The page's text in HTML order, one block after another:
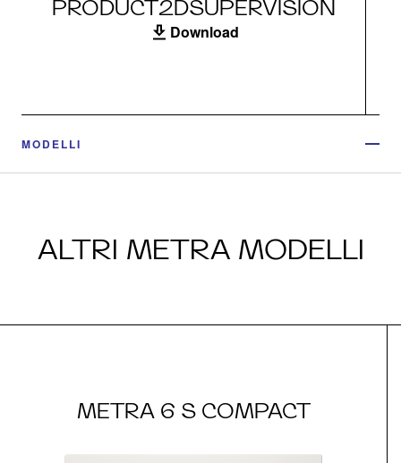
PRODUCT2DSUPERVISION
Download
MODELLI
ALTRI METRA MODELLI
METRA 6 S COMPACT